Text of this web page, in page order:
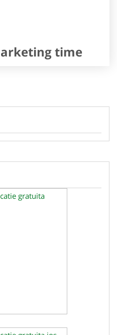
time